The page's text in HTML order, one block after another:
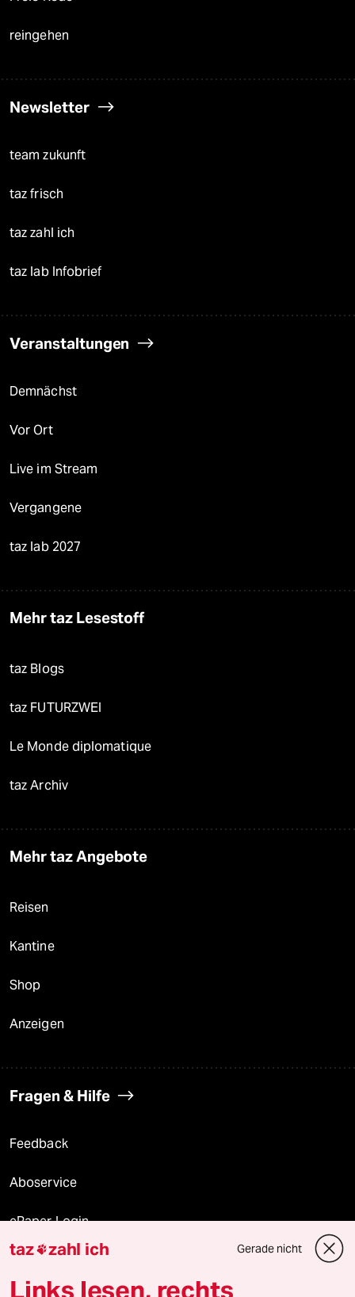
reingehen
Newsletter
team zukunft
taz frisch
taz zahl ich
taz lab Infobrief
Veranstaltungen
Demnächst
Vor Ort
Live im Stream
Vergangene
taz lab 2027
Mehr taz Lesestoff
taz Blogs
taz FUTURZWEI
Le Monde diplomatique
taz Archiv
Mehr taz Angebote
Reisen
Kantine
Shop
Anzeigen
Fragen & Hilfe
Feedback
Aboservice
ePaper Login
Downloads für Abonnierende
taz zahl ich Gerade nicht
Links lesen, rechts